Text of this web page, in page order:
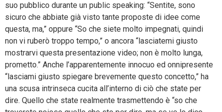
suo pubblico durante un public speaking: “Sentite, sono
sicuro che abbiate già visto tante proposte di idee come
questa, ma,” oppure “So che siete molto impegnati, quindi
non vi ruberò troppo tempo,” o ancora “lasciatemi giusto
mostrarvi questa presentazione video; non è molto lunga,
prometto.” Anche l’apparentemente innocuo ed onnipresente
“lasciami giusto spiegare brevemente questo concetto,” ha
una scusa intrinseca cucita all’interno di ciò che state per
dire. Quello che state realmente trasmettendo è “so che